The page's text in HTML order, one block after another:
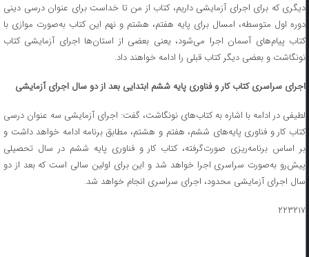
دیگری که برای اجرای آزمایشی داریم، کتاب از من تا خداست برای عنوان درسی دینی
دوره اول متوسطه، امسال برای پایه هفتم، هشتم و نهم این کتاب به‌صورت موازی با
کتاب پیام‌های آسمان اجرا می‌شود، یعنی بعضی از استان‌ها اجرای آزمایشی کتاب
نونگاشت و بعضی دیگر کتاب قبلی را ادامه خواهند داد.
اجرای سراسری کتاب کار و فناوری پایه ششم ابتدایی بعد از دو سال اجرای آزمایشی
لطیفی در ادامه با اشاره به کتاب‌های نونگاشت، گفت: اجرای آزمایشی سه عنوان درسی
کتاب کار و فناوری پایه‌های ششم، هفتم و هشتم، مطابق برنامه ادامه خواهد داشت و
بر اساس برنامه‌ریزی صورت‌گرفته، کتاب کار و فناوری پایه ششم در سال تحصیلی
پیش‌رو به‌صورت سراسری اجرا خواهد شد و این برای اولین سالی است که بعد از دو
سال اجرای آزمایشی محدود، اجرای سراسری انجام خواهد شد.
۲۲۳۲۱۷